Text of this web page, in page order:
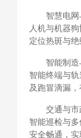
智慧电
人机与机器
定位热斑与绝
智能制
智能终端与
及跑冒滴漏，
交通与
智能巡检与
安全畅通，实